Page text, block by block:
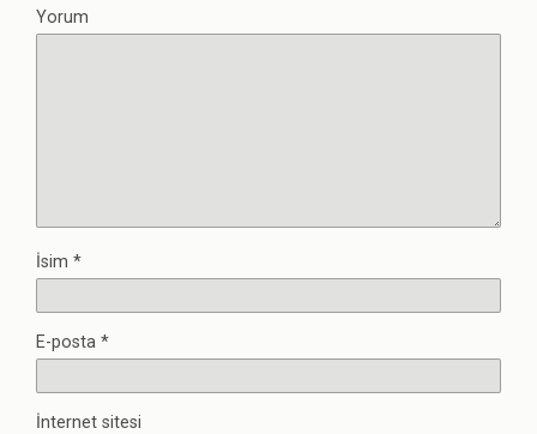
Yorum
İsim *
E-posta *
İnternet sitesi